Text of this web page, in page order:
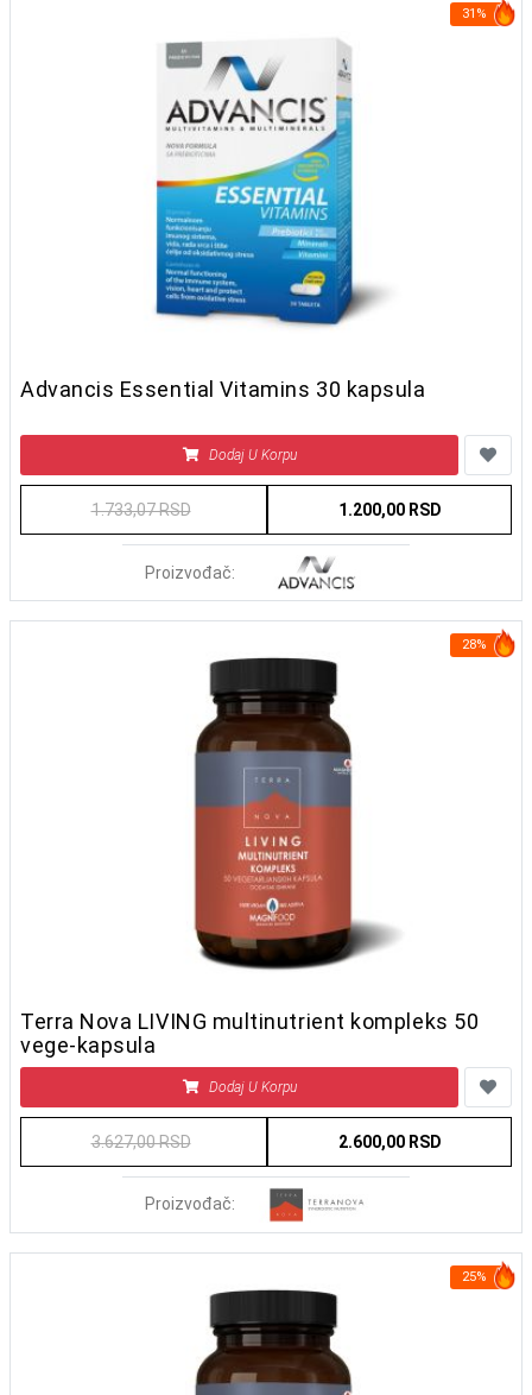
31%
Advancis Essential Vitamins 30 kapsula
Dodaj U Korpu
1.733,07 RSD 1.200,00 RSD
Proizvođač:
28%
Terra Nova LIVING multinutrient kompleks 50
vege-kapsula
Dodaj U Korpu
3.627,00 RSD 2.600,00 RSD
Proizvođač:
25%